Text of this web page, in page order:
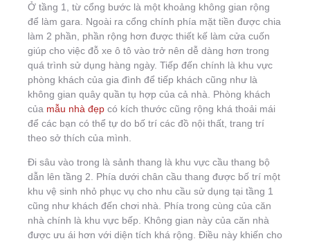
Ở tầng 1, từ cổng bước là một khoảng không gian rộng
để làm gara. Ngoài ra cổng chính phía mặt tiền được chia
làm 2 phần, phần rộng hơn được thiết kế làm cửa cuốn
giúp cho việc đỗ xe ô tô vào trở nên dễ dàng hơn trong
quá trình sử dụng hàng ngày. Tiếp đến chính là khu vực
phòng khách của gia đình để tiếp khách cũng như là
không gian quây quần tụ hợp của cả nhà. Phòng khách
của mẫu nhà đẹp có kích thước cũng rộng khá thoải mái
để các bạn có thể tự do bố trí các đồ nội thất, trang trí
theo sở thích của mình.
Đi sâu vào trong là sảnh thang là khu vực cầu thang bộ
dẫn lên tầng 2. Phía dưới chân cầu thang được bố trí một
khu vệ sinh nhỏ phục vụ cho nhu cầu sử dụng tại tầng 1
cũng như khách đến chơi nhà. Phía trong cùng của căn
nhà chính là khu vực bếp. Không gian này của căn nhà
được ưu ái hơn với diện tích khá rộng. Điều này khiến cho